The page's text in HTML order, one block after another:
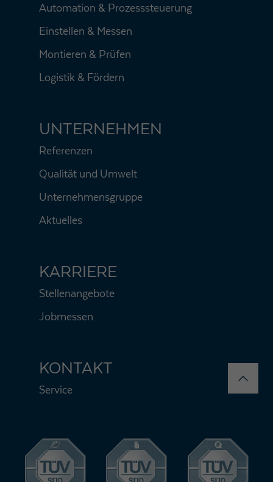
Automation & Prozesssteuerung
Einstellen & Messen
Montieren & Prüfen
Logistik & Fördern
UNTERNEHMEN
Referenzen
Qualität und Umwelt
Unternehmensgruppe
Aktuelles
KARRIERE
Stellenangebote
Jobmessen
KONTAKT
Service